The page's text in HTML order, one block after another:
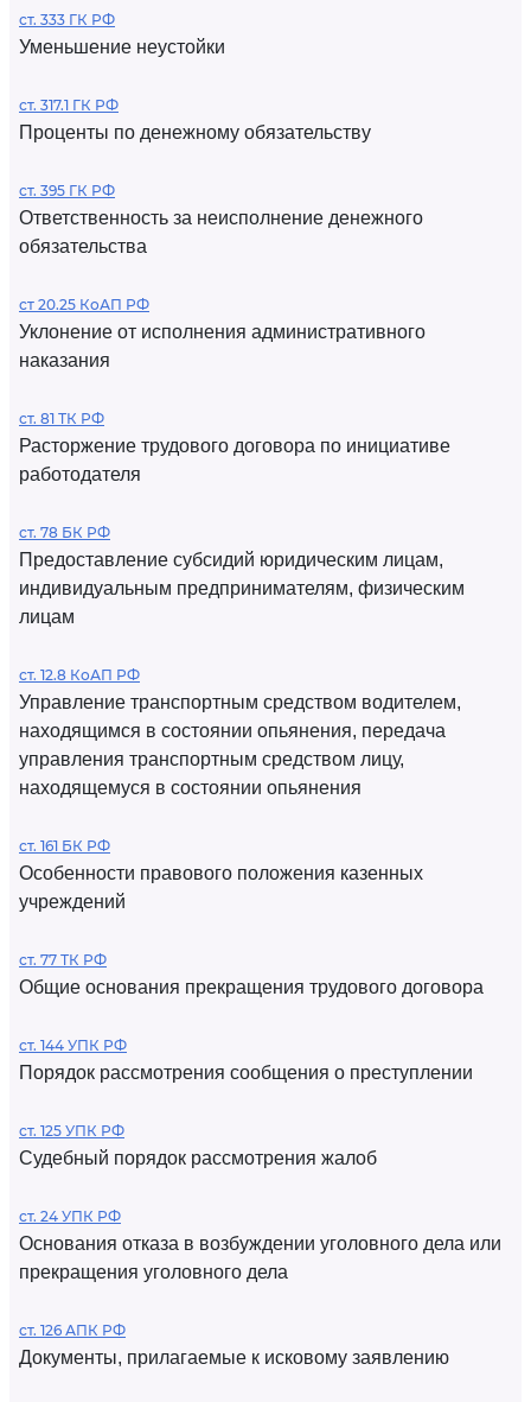
ст. 333 ГК РФ
Уменьшение неустойки
ст. 317.1 ГК РФ
Проценты по денежному обязательству
ст. 395 ГК РФ
Ответственность за неисполнение денежного
обязательства
ст 20.25 КоАП РФ
Уклонение от исполнения административного
наказания
ст. 81 ТК РФ
Расторжение трудового договора по инициативе
работодателя
ст. 78 БК РФ
Предоставление субсидий юридическим лицам,
индивидуальным предпринимателям, физическим
лицам
ст. 12.8 КоАП РФ
Управление транспортным средством водителем,
находящимся в состоянии опьянения, передача
управления транспортным средством лицу,
находящемуся в состоянии опьянения
ст. 161 БК РФ
Особенности правового положения казенных
учреждений
ст. 77 ТК РФ
Общие основания прекращения трудового договора
ст. 144 УПК РФ
Порядок рассмотрения сообщения о преступлении
ст. 125 УПК РФ
Судебный порядок рассмотрения жалоб
ст. 24 УПК РФ
Основания отказа в возбуждении уголовного дела или
прекращения уголовного дела
ст. 126 АПК РФ
Документы, прилагаемые к исковому заявлению